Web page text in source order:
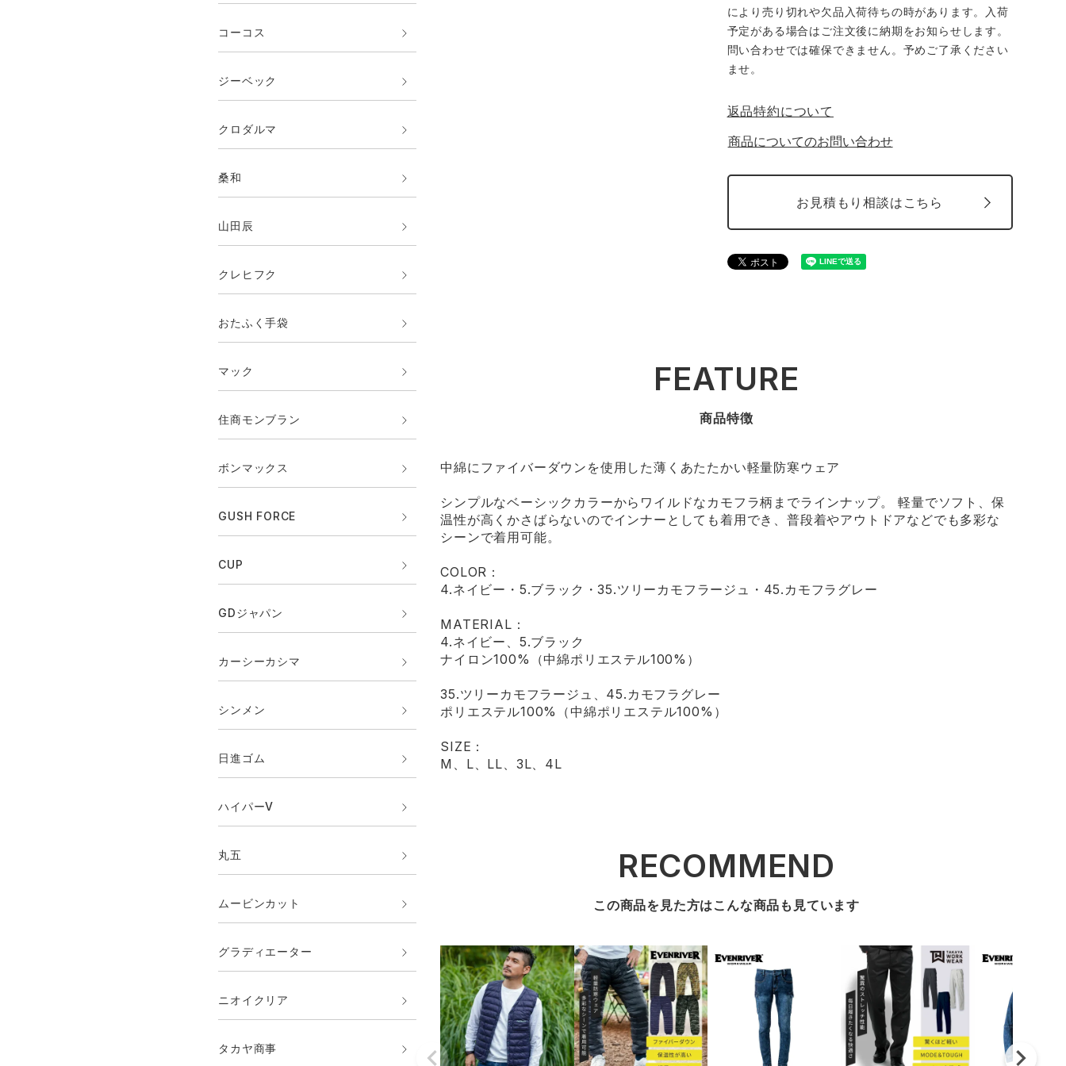
コーコス
ジーベック
クロダルマ
桑和
山田辰
クレヒフク
おたふく手袋
マック
住商モンブラン
ボンマックス
GUSH FORCE
CUP
GDジャパン
カーシーカシマ
シンメン
日進ゴム
ハイパーV
丸五
ムービンカット
グラディエーター
ニオイクリア
タカヤ商事
により売り切れや欠品入荷待ちの時があります。入荷
予定がある場合はご注文後に納期をお知らせします。
問い合わせでは確保できません。予めご了承ください
ませ。
返品特約について
商品についてのお問い合わせ
お見積もり相談はこちら
FEATURE
商品特徴
中綿にファイバーダウンを使用した薄くあたたかい軽量防寒ウェア
シンプルなベーシックカラーからワイルドなカモフラ柄までラインナップ。 軽量でソフト、保
温性が高くかさばらないのでインナーとしても着用でき、普段着やアウトドアなどでも多彩な
シーンで着用可能。
COLOR：
4.ネイビー・5.ブラック・35.ツリーカモフラージュ・45.カモフラグレー
MATERIAL：
4.ネイビー、5.ブラック
ナイロン100%（中綿ポリエステル100%）
35.ツリーカモフラージュ、45.カモフラグレー
ポリエステル100%（中綿ポリエステル100%）
SIZE：
M、L、LL、3L、4L
RECOMMEND
この商品を見た方はこんな商品も見ています